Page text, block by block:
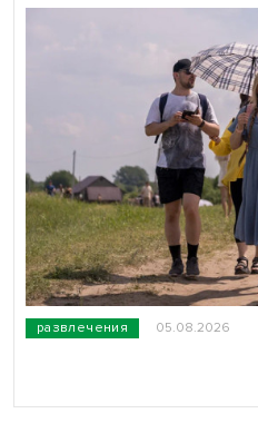
развлечения 05.08.2026